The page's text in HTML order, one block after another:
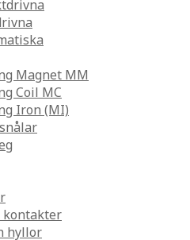
Magnet MM
Coil MC
Iron (MI)
kontakter
hyllor